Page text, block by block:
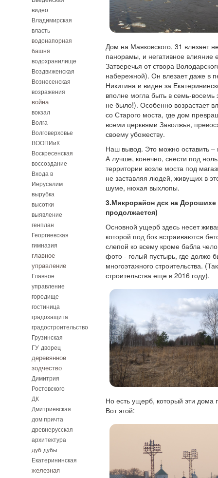
видео
Владимирская
власть
водонапорная
башня
водохранилище
Воздвиженская
Вознесенская
возражения
война
вокзал
Волга
Волговерховье
ВООПИиК
Воскресенская
воссоздание
Входа в
Иерусалим
вырубка
высотки
выявление
генплан
Георгиевская
гимназия
главное
управление
Главное
управление
городище
гостиница
градозащита
градостроительство
Грузинская
ГУ дворец
деревянное
зодчество
Димитрия
Ростовского
ДК
Дмитриевская
дом причта
древнерусская
архитектура
дуб дубы
Екатерининская
железная
Дом на Маяковского, 31 влезает
панорамы, и негативное влияние
Затверечья от створа
набережной). Он влезает даже в
Никитина и виден за
вполне могла быть в семь-восемь
не было!). Особенно возрастает
со Старого моста, где дом
всеми церквями Заволжья,
своему убожеству.
Наш вывод. Это можно оставить
А лучше, конечно, снести под
территории возле моста под
не заставляя людей, живущих в
шуме, нюхая выхлопы.
3.Микрорайон дск на Дорошихе
продолжается)
Основной ущерб здесь несет
которой под бок встраиваются
слепой ко всему кроме бабла
фото - голый пустырь, где должо
многоэтажного строительства.
строительства еще в 2016 году).
Но есть ущерб, который эти
Вот этой: